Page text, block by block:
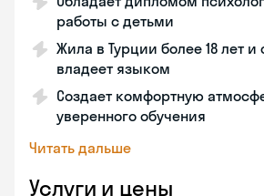
работы с детьми
Жила в Турции более 18 лет и
владеет языком
Создает комфортную
уверенного обучения
Читать дальше
Услуги и цены